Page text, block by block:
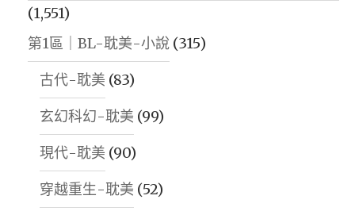
(1,551)
第1區｜BL-耽美-小說 (315)
古代-耽美 (83)
玄幻科幻-耽美 (99)
現代-耽美 (90)
穿越重生-耽美 (52)